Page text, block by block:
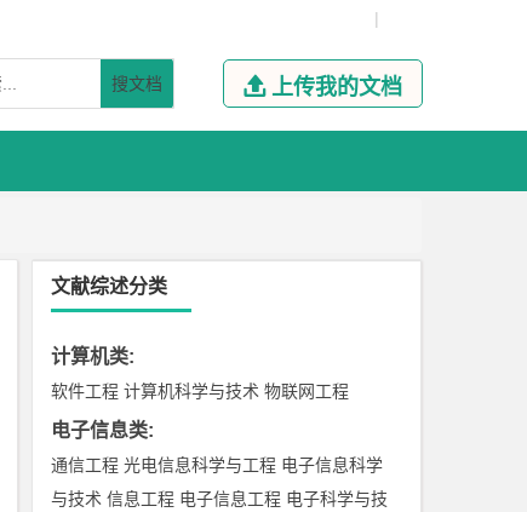
|
搜文档  上传我的文档
文献综述分类
计算机类:
软件工程 计算机科学与技术 物联网工程
电子信息类:
通信工程 光电信息科学与工程 电子信息科学
与技术 信息工程 电子信息工程 电子科学与技